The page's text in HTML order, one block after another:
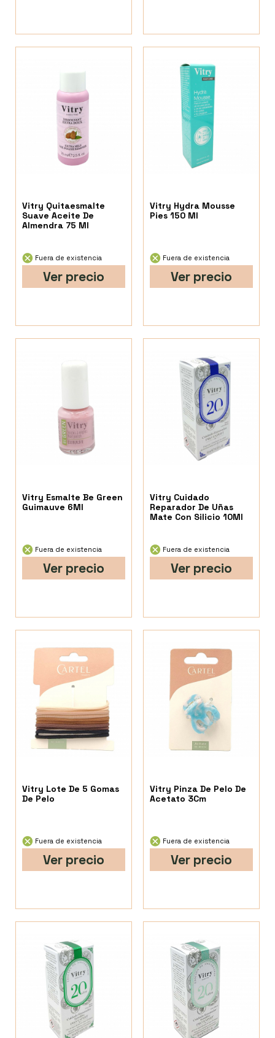
Vitry Quitaesmalte
Suave Aceite De
Almendra 75 Ml
Fuera de existencia
Ver precio
Vitry Hydra Mousse
Pies 150 Ml
Fuera de existencia
Ver precio
Vitry Esmalte Be Green
Guimauve 6Ml
Fuera de existencia
Ver precio
Vitry Cuidado
Reparador De Uñas
Mate Con Silicio 10Ml
Fuera de existencia
Ver precio
Vitry Lote De 5 Gomas
De Pelo
Fuera de existencia
Ver precio
Vitry Pinza De Pelo De
Acetato 3Cm
Fuera de existencia
Ver precio